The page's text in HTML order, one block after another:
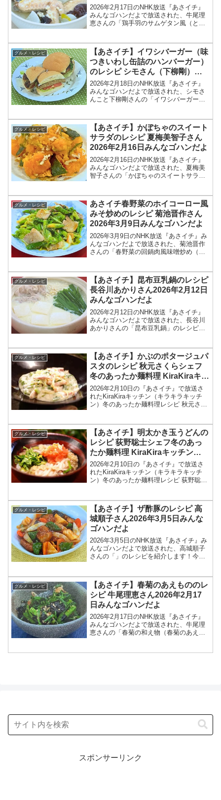
2026年2月17日のNHK放送『あさイチ』
みんなゴハンだよで放送された、牛尾理
恵さんの「鶏手羽のサムゲタン風（とり
は、料理研究家の牛尾理恵さんが登場！
鶏手羽で作る参鶏...
グルメ・レシピ
【あさイチ】イワシバーガー（味
つきいわし缶詰のハンバーガー）
のレシピ シモさん（下柳剛）
2026年2月18日
2026年2月18日のNHK放送『あさイチ』
みんなゴハンだよで放送された、シモさ
んこと下柳剛さんの「イワシバーガー
みんなゴハンだよは、元プロ野球選手
で、現在プロ野球開...
グルメ・レシピ
【あさイチ】かぼちゃのスイート
サラダのレシピ 夏梅美智子さん
2026年2月16日みんなゴハンだよ
2026年2月16日のNHK放送『あさイチ』
みんなゴハンだよで放送された、夏梅美
智子さんの「かぼちゃのスイートサラ
夏梅美智子さんが登場！レンチンしたカ
ボチャに、塩・く...
グルメ・レシピ
あさイチ春野菜のホイコーロー風
みそ炒めのレシピ 菊池晋作さん
2026年3月9日みんなゴハンだよ
2026年3月9日のNHK放送『あさイチ』み
んなゴハンだよで放送された、菊池晋作
さんの「春野菜の回鍋肉風味噌炒め（春
なゴハンだよは、料理研究家の菊池晋作
さんが登場！豆...
グルメ・レシピ
【あさイチ】昆布豆乳鍋のレシピ
長谷川あかりさん2026年2月12日
みんなゴハンだよ
2026年2月12日のNHK放送『あさイチ』
みんなゴハンだよで放送された、長谷川
あかりさんの「昆布豆乳鍋」のレシピを
んが登場！具材を入れて煮るだけのノン
オイル鍋のレシ...
グルメ・レシピ
【あさイチ】かぶのポタージュパ
スタのレシピ 秋元さくらシェフ
冬のあったか麺料理 KiraKiraキッ
チン2026年2月10日
2026年2月10日の『あさイチ』で放送さ
れたKiraKiraキッチン（キラキラキッチ
ン）冬のあったか麺料理レシピ 秋元さく
さイチ」では、KiraKiraキッチンで、...
グルメ・レシピ
【あさイチ】明太かき玉うどんの
レシピ 荻野聡士シェフ冬のあっ
たか麺料理 KiraKiraキッチン
2026年2月10日
2026年2月10日の『あさイチ』で放送さ
れたKiraKiraキッチン（キラキラキッチ
ン）冬のあったか麺料理レシピ 荻野聡士
チ」では、KiraKiraキッチンで、冬のあ...
グルメ・レシピ
【あさイチ】ザ酢豚のレシピ 高
城順子さん2026年3月5日みんな
ゴハンだよ
2026年3月5日のNHK放送『あさイチ』み
んなゴハンだよで放送された、高城順子
さんの「」のレシピを紹介します！今回
トケチャップを加えた、ほのかな甘みと
酸味で、どこか...
グルメ・レシピ
【あさイチ】春菊のあえもののレ
シピ 牛尾理恵さん2026年2月17
日みんなゴハンだよ
2026年2月17日のNHK放送『あさイチ』
みんなゴハンだよで放送された、牛尾理
恵さんの「春菊の和え物（春菊のあえも
スポンサーリンク